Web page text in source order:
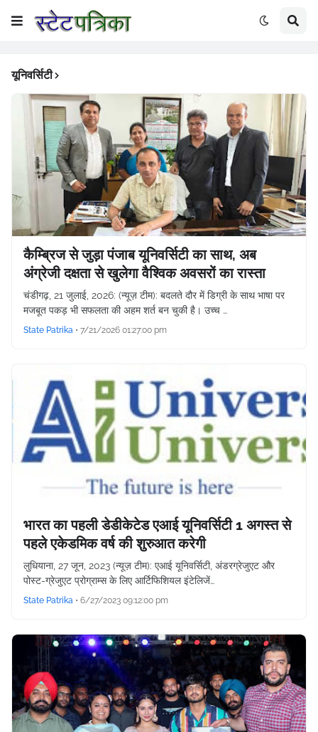
यूनिवर्सिटी
कैम्ब्रिज से जुड़ा पंजाब यूनिवर्सिटी का साथ, अब
अंग्रेजी दक्षता से खुलेगा वैश्विक अवसरों का रास्ता
चंडीगढ़, 21 जुलाई, 2026: (न्यूज़ टीम): बदलते दौर में डिग्री के साथ भाषा पर
मजबूत पकड़ भी सफलता की अहम शर्त बन चुकी है। उच्च …
State Patrika • 7/21/2026 01:27:00 pm
भारत का पहली डेडीकेटेड एआई यूनिवर्सिटी 1 अगस्त से
पहले एकेडमिक वर्ष की शुरुआत करेगी
लुधियाना, 27 जून, 2023 (न्यूज़ टीम): एआई यूनिवर्सिटी, अंडरग्रेजुएट और
पोस्ट-ग्रेजुएट प्रोग्राम्स के लिए आर्टिफिशियल इंटेलिजें…
State Patrika • 6/27/2023 09:12:00 pm